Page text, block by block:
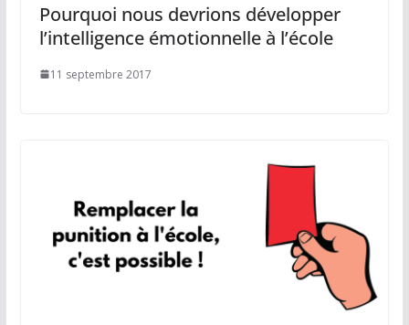
Pourquoi nous devrions développer
l’intelligence émotionnelle à l’école
11 septembre 2017